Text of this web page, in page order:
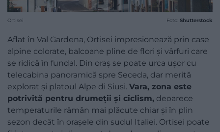
Ortisei Foto: Shutterstock
Aflat în Val Gardena, Ortisei impresionează prin case
alpine colorate, balcoane pline de flori și vârfuri care
se ridică în fundal. Din oraș se poate urca ușor cu
telecabina panoramică spre Seceda, dar merită
explorat și platoul Alpe di Siusi. Vara, zona este
potrivită pentru drumeții și ciclism, deoarece
temperaturile rămân mai plăcute chiar și în plin
sezon decât în orașele din sudul Italiei. Ortisei poate